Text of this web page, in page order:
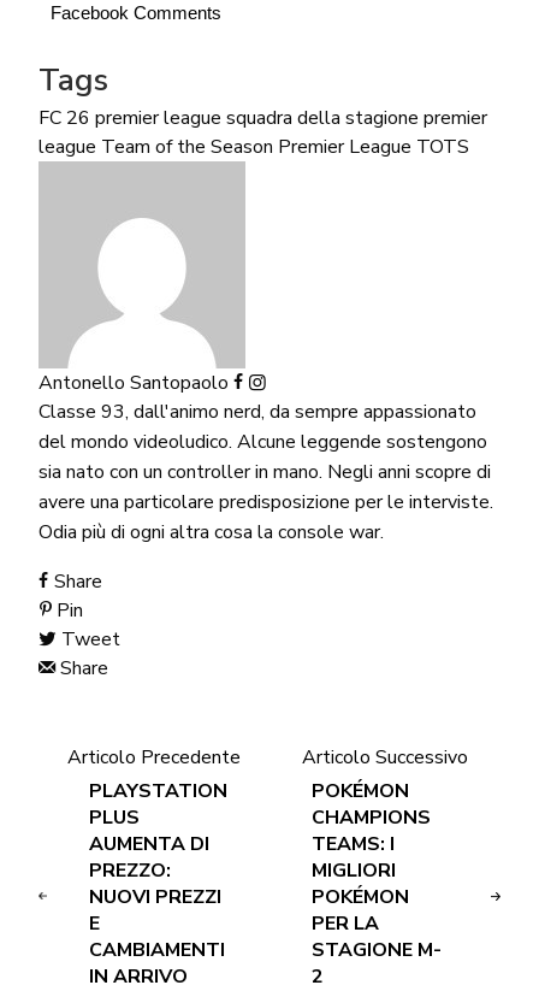
Facebook Comments
Tags
FC 26 premier league squadra della stagione premier
league Team of the Season Premier League TOTS
Antonello Santopaolo
Classe 93, dall'animo nerd, da sempre appassionato
del mondo videoludico. Alcune leggende sostengono
sia nato con un controller in mano. Negli anni scopre di
avere una particolare predisposizione per le interviste.
Odia più di ogni altra cosa la console war.
Share
Pin
Tweet
Share
Articolo Precedente
PLAYSTATION
PLUS
AUMENTA DI
PREZZO:
NUOVI PREZZI
E
CAMBIAMENTI
IN ARRIVO
Articolo Successivo
POKÉMON
CHAMPIONS
TEAMS: I
MIGLIORI
POKÉMON
PER LA
STAGIONE M-
2